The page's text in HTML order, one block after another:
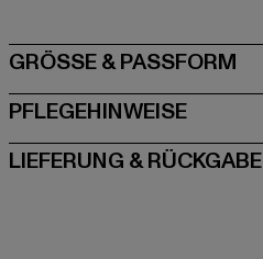
GRÖSSE & PASSFORM
PFLEGEHINWEISE
LIEFERUNG & RÜCKGABE